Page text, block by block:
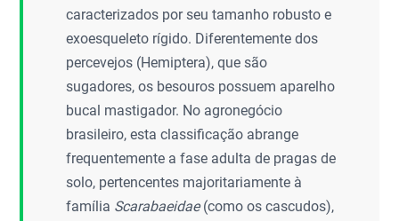
caracterizados por seu tamanho robusto e
exoesqueleto rígido. Diferentemente dos
percevejos (Hemiptera), que são
sugadores, os besouros possuem aparelho
bucal mastigador. No agronegócio
brasileiro, esta classificação abrange
frequentemente a fase adulta de pragas de
solo, pertencentes majoritariamente à
família Scarabaeidae(como os cascudos),